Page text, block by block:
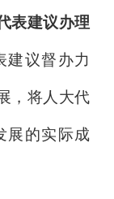
表建议办理
建议督办力
，将人大代
展的实际成